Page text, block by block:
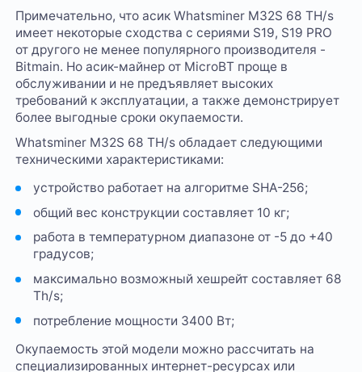
Примечательно, что асик Whatsminer M32S 68 TH/s
имеет некоторые сходства с сериями S19, S19 PRO
от другого не менее популярного производителя -
Bitmain. Но асик-майнер от MicroBT проще в
обслуживании и не предъявляет высоких
требований к эксплуатации, а также демонстрирует
более выгодные сроки окупаемости.
Whatsminer M32S 68 TH/s обладает следующими
техническими характеристиками:
устройство работает на алгоритме SHA-256;
общий вес конструкции составляет 10 кг;
работа в температурном диапазоне от -5 до +40
градусов;
максимально возможный хешрейт составляет 68
Th/s;
потребление мощности 3400 Вт;
Окупаемость этой модели можно рассчитать на
специализированных интернет-ресурсах или